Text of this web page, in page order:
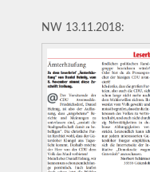
NW 13.11.2018: